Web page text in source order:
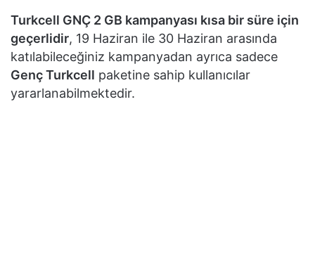
Turkcell GNÇ 2 GB kampanyası kısa bir süre için
geçerlidir, 19 Haziran ile 30 Haziran arasında
katılabileceğiniz kampanyadan ayrıca sadece
Genç Turkcell paketine sahip kullanıcılar
yararlanabilmektedir.